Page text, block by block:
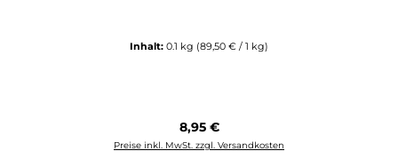
Inhalt: 0.1 kg (89,50 € / 1 kg)
Regulärer Preis:
8,95 €
Preise inkl. MwSt. zzgl. Versandkosten